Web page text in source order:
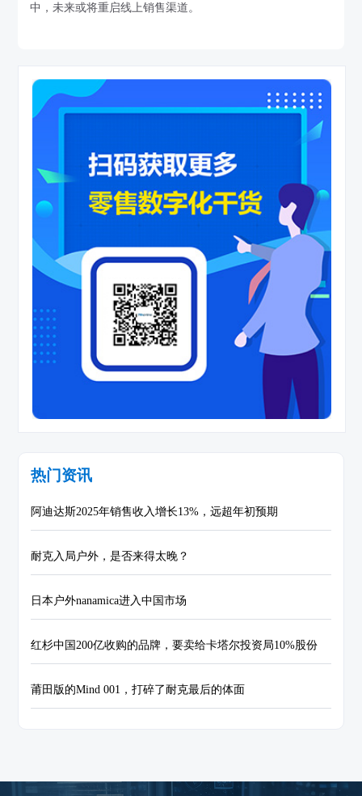
中，未来或将重启线上销售渠道。
热门资讯
阿迪达斯2025年销售收入增长13%，远超年初预期
耐克入局户外，是否来得太晚？
日本户外nanamica进入中国市场
红杉中国200亿收购的品牌，要卖给卡塔尔投资局10%股份
莆田版的Mind 001，打碎了耐克最后的体面